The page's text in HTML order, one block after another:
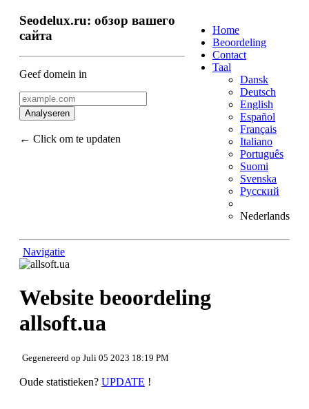
Home
Beoordeling
Contact
Taal
Dansk
Deutsch
English
Español
Français
Italiano
Português
Suomi
Svenska
Русский
Nederlands
Seodelux.ru: обзор вашего
сайта
Geef domein in
Analyseren
← Click om te updaten
Navigatie
Terug naar boven
Links
Keywords
Bruikbaarheid
Document
PageSpeed Insights
Website beoordeling
allsoft.ua
Gegenereerd op Juli 05 2023 18:19 PM
Oude statistieken? UPDATE !